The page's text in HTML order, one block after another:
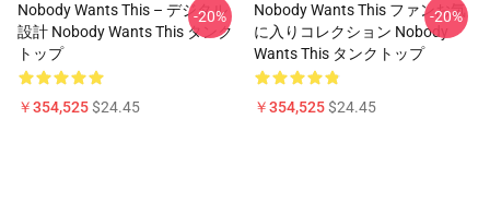
Nobody Wants This – デジタル
設計 Nobody Wants This タンク
トップ
￥354,525$24.45
-20%
Nobody Wants This ファンお気
に入りコレクション Nobody
Wants This タンクトップ
￥354,525$24.45
-20%